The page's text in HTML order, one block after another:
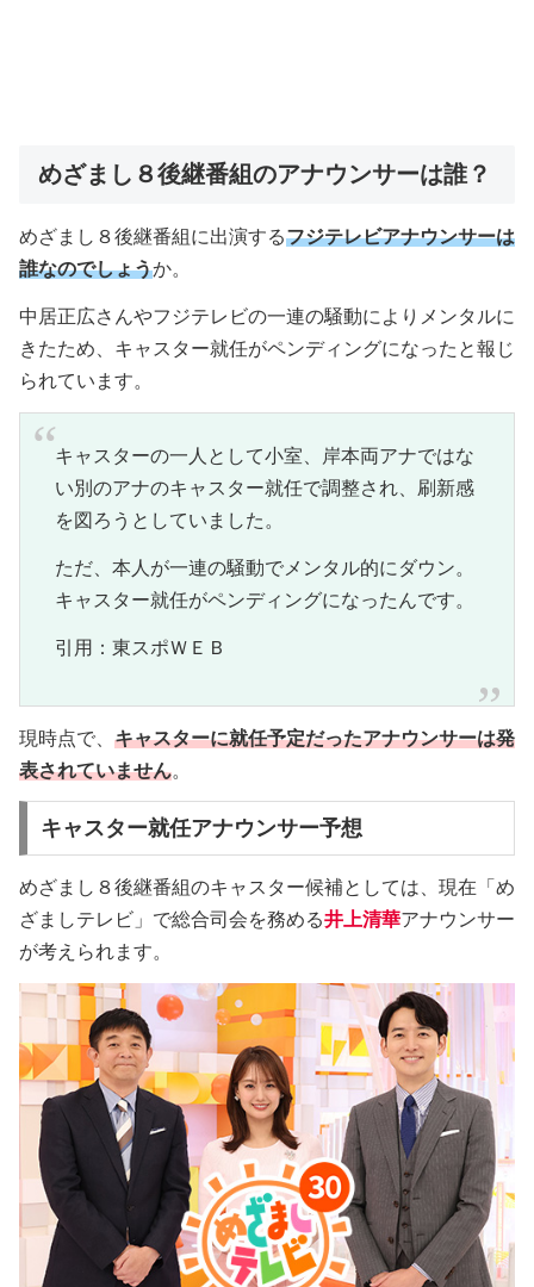
めざまし８後継番組のアナウンサーは誰？
めざまし８後継番組に出演するフジテレビアナウンサーは
誰なのでしょうか。
中居正広さんやフジテレビの一連の騒動によりメンタルに
きたため、キャスター就任がペンディングになったと報じ
られています。
キャスターの一人として小室、岸本両アナではな
い別のアナのキャスター就任で調整され、刷新感
を図ろうとしていました。
ただ、本人が一連の騒動でメンタル的にダウン。
キャスター就任がペンディングになったんです。
引用：東スポＷＥＢ
現時点で、 キャスターに就任予定だったアナウンサーは発
表されていません。
キャスター就任アナウンサー予想
めざまし８後継番組のキャスター候補としては、現在「め
ざましテレビ」で総合司会を務める井上清華アナウンサー
が考えられます。